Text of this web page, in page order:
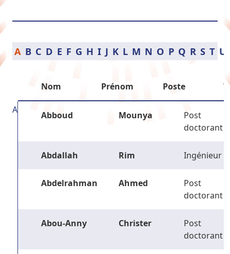
A B C D E F G H I J K L M N O P Q R S T U
Nom Prénom Poste
A Abboud Mounya
Post
doctorant
Abdallah Rim Ingénieur
Abdelrahman Ahmed
Post
doctorant
Abou-Anny Christer
Post
doctorant